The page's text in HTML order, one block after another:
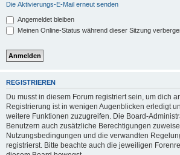
Die Aktivierungs-E-Mail erneut senden
Angemeldet bleiben
Meinen Online-Status während dieser Sitzung
REGISTRIEREN
Du musst in diesem Forum registriert sein, um dich
Registrierung ist in wenigen Augenblicken erledigt
weitere Funktionen zuzugreifen. Die Board-
Benutzern auch zusätzliche Berechtigungen
Nutzungsbedingungen und die verwandten
registrierst. Bitte beachte auch die jeweiligen